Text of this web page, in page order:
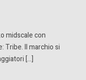
midscale con
Tribe. Il marchio si
[…]